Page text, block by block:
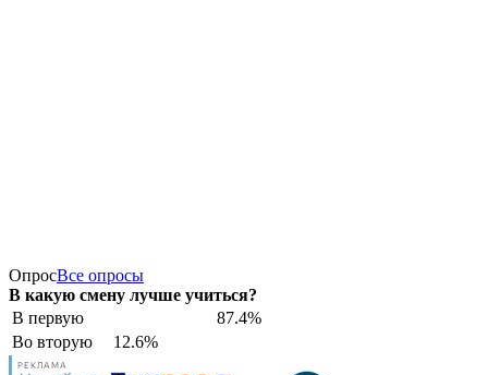
ОпросВсе опросы
В какую смену лучше учиться?
В первую
87.4%
Во вторую
12.6%
РЕКЛАМА